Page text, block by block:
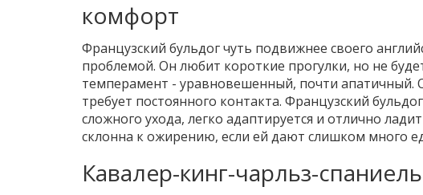
комфорт
Французский бульдог чуть подвижнее своего
проблемой. Он любит короткие прогулки, но не
темперамент - уравновешенный, почти апатичный.
требует постоянного контакта. Французский
сложного ухода, легко адаптируется и отлично
склонна к ожирению, если ей дают слишком много
Кавалер-кинг-чарльз-